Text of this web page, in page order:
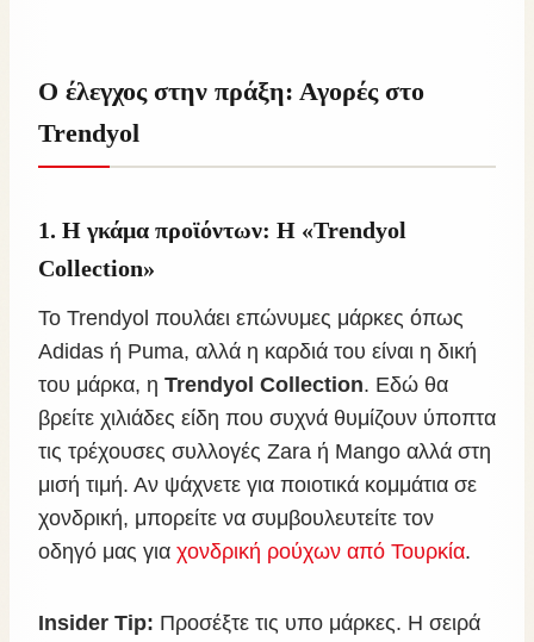
Ο έλεγχος στην πράξη: Αγορές στο
Trendyol
1. Η γκάμα προϊόντων: Η «Trendyol
Collection»
Το Trendyol πουλάει επώνυμες μάρκες όπως
Adidas ή Puma, αλλά η καρδιά του είναι η δική
του μάρκα, η Trendyol Collection. Εδώ θα
βρείτε χιλιάδες είδη που συχνά θυμίζουν ύποπτα
τις τρέχουσες συλλογές Zara ή Mango αλλά στη
μισή τιμή. Αν ψάχνετε για ποιοτικά κομμάτια σε
χονδρική, μπορείτε να συμβουλευτείτε τον
οδηγό μας για χονδρική ρούχων από Τουρκία.
Insider Tip: Προσέξτε τις υπο μάρκες. Η σειρά